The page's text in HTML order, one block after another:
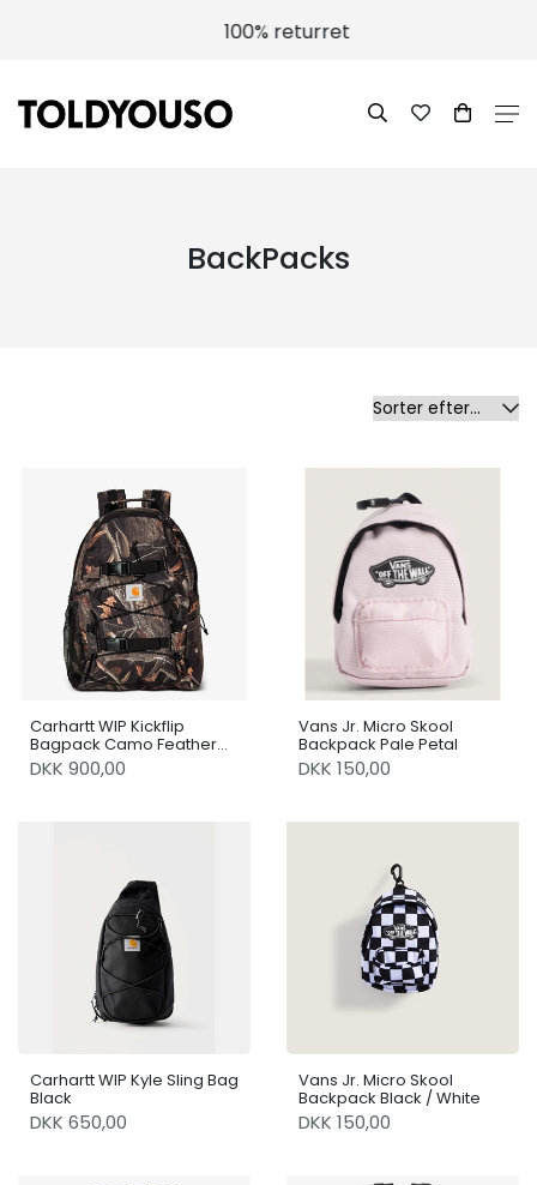
100% returret
BackPacks
Carhartt WIP Kickflip
Bagpack Camo Feather
Tree / Black
DKK 900,00
Vans Jr. Micro Skool
Backpack Pale Petal
DKK 150,00
Carhartt WIP Kyle Sling Bag
Black
DKK 650,00
Vans Jr. Micro Skool
Backpack Black / White
DKK 150,00